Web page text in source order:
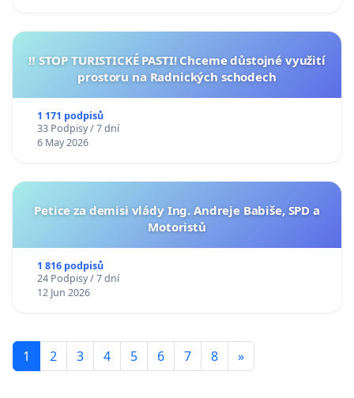
‼️ STOP TURISTICKÉ PASTI! Chceme důstojné využití
prostoru na Radnických schodech
1 171 podpisů
33 Podpisy / 7 dní
6 May 2026
Petice za demisi vlády Ing. Andreje Babiše, SPD a
Motoristů
1 816 podpisů
24 Podpisy / 7 dní
12 Jun 2026
1 2 3 4 5 6 7 8 »